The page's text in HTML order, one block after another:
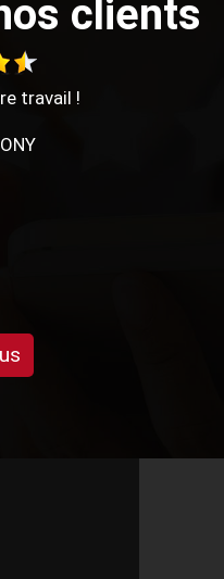
clients
à l'écoute et
je n'aime pas déléguer